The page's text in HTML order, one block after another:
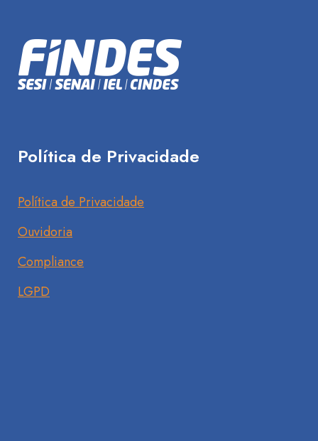
Política de Privacidade
Política de Privacidade
Ouvidoria
Compliance
LGPD